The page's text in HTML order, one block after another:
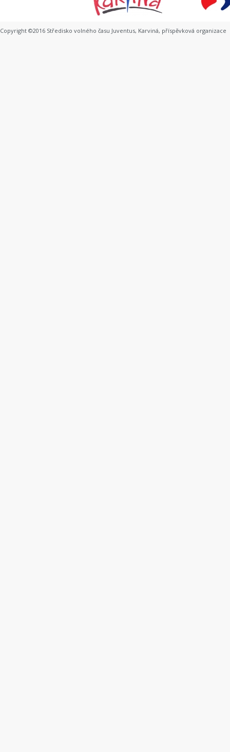
Copyright ©2016 Středisko volného času Juventus, Karviná, příspěvková organizace